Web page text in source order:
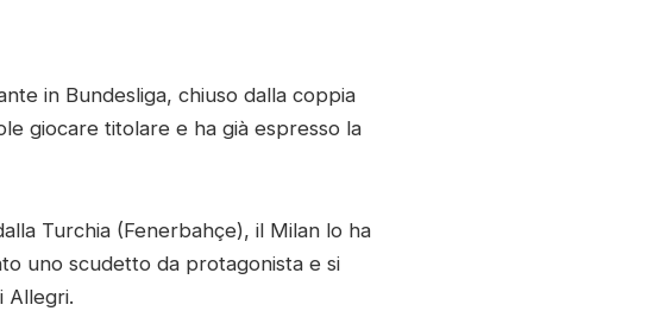
in Bundesliga, chiuso dalla coppia
giocare titolare e ha già espresso la
Turchia (Fenerbahçe), il Milan lo ha
uno scudetto da protagonista e si
Allegri.